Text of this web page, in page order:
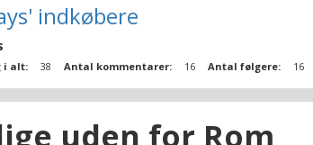
indkøbere
i alt: 38 Antal kommentarer: 16 Antal følgere: 16
uden for Rom